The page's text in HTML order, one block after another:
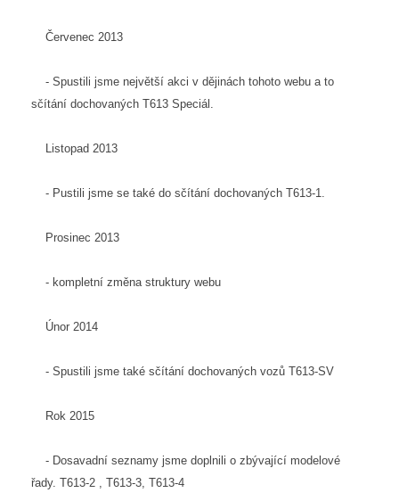
Červenec 2013
- Spustili jsme největší akci v dějinách tohoto webu a to
sčítání dochovaných T613 Speciál.
Listopad 2013
- Pustili jsme se také do sčítání dochovaných T613-1.
Prosinec 2013
- kompletní změna struktury webu
Únor 2014
- Spustili jsme také sčítání dochovaných vozů T613-SV
Rok 2015
- Dosavadní seznamy jsme doplnili o zbývající modelové
řady. T613-2 , T613-3, T613-4